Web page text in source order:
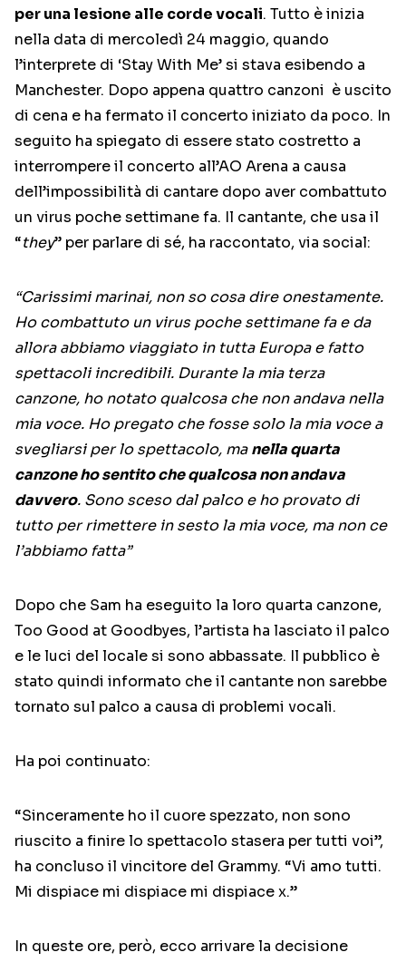
per una lesione alle corde vocali. Tutto è inizia
nella data di mercoledì 24 maggio, quando
l’interprete di ‘Stay With Me’ si stava esibendo a
Manchester. Dopo appena quattro canzoni è uscito
di cena e ha fermato il concerto iniziato da poco. In
seguito ha spiegato di essere stato costretto a
interrompere il concerto all’AO Arena a causa
dell’impossibilità di cantare dopo aver combattuto
un virus poche settimane fa. Il cantante, che usa il
“they” per parlare di sé, ha raccontato, via social:
“Carissimi marinai, non so cosa dire onestamente.
Ho combattuto un virus poche settimane fa e da
allora abbiamo viaggiato in tutta Europa e fatto
spettacoli incredibili. Durante la mia terza
canzone, ho notato qualcosa che non andava nella
mia voce. Ho pregato che fosse solo la mia voce a
svegliarsi per lo spettacolo, manella quarta
canzone ho sentito che qualcosa non andava
davvero. Sono sceso dal palco e ho provato di
tutto per rimettere in sesto la mia voce, ma non ce
l’abbiamo fatta”
Dopo che Sam ha eseguito la loro quarta canzone,
Too Good at Goodbyes, l’artista ha lasciato il palco
e le luci del locale si sono abbassate. Il pubblico è
stato quindi informato che il cantante non sarebbe
tornato sul palco a causa di problemi vocali.
Ha poi continuato:
“Sinceramente ho il cuore spezzato, non sono
riuscito a finire lo spettacolo stasera per tutti voi”,
ha concluso il vincitore del Grammy. “Vi amo tutti.
Mi dispiace mi dispiace mi dispiace x.”
In queste ore, però, ecco arrivare la decisione